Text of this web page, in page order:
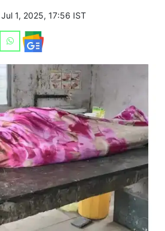
Jul 1, 2025, 17:56 IST